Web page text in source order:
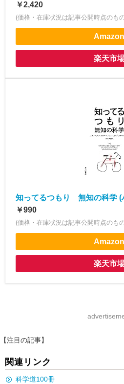
￥2,420
(価格・在庫状況は記事公開時点のも
Amazon
楽天市
知ってるつもり 無知の科学 (
￥990
(価格・在庫状況は記事公開時点のも
Amazon
楽天市
【注目の記事】
関連リンク
科学道100冊